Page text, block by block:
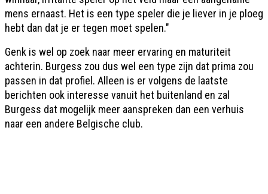
mens ernaast. Het is een type speler die je liever in je ploeg
hebt dan dat je er tegen moet spelen."
Genk is wel op zoek naar meer ervaring en maturiteit
achterin. Burgess zou dus wel een type zijn dat prima zou
passen in dat profiel. Alleen is er volgens de laatste
berichten ook interesse vanuit het buitenland en zal
Burgess dat mogelijk meer aanspreken dan een verhuis
naar een andere Belgische club.